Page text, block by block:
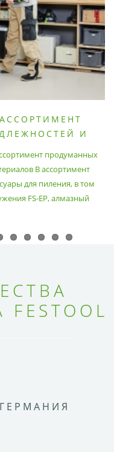
АССОРТИМЕНТ
И
продуманных
В ассортимент
для пиления, в том
FS-EP, алмазный